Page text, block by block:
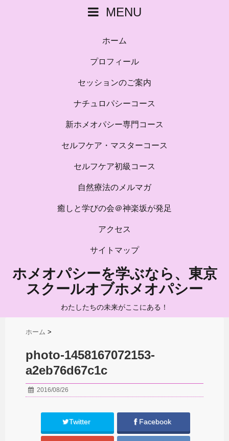
MENU
ホーム
プロフィール
セッションのご案内
ナチュロパシーコース
新ホメオパシー専門コース
セルフケア・マスターコース
セルフケア初級コース
自然療法のメルマガ
癒しと学びの会＠神楽坂が発足
アクセス
サイトマップ
ホメオパシーを学ぶなら、東京
スクールオブホメオパシー
わたしたちの未来がここにある！
ホーム >
photo-1458167072153-
a2eb76d67c1c
2016/08/26
Twitter Facebook